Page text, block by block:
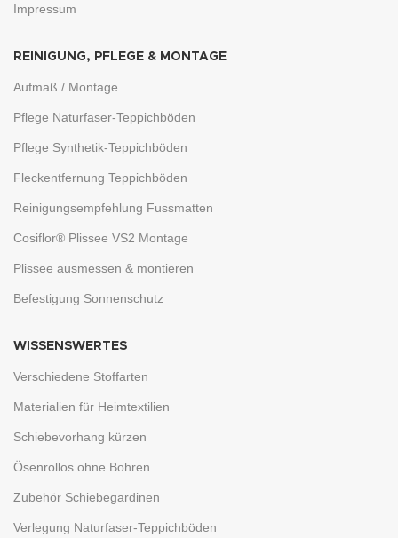
Impressum
REINIGUNG, PFLEGE & MONTAGE
Aufmaß / Montage
Pflege Naturfaser-Teppichböden
Pflege Synthetik-Teppichböden
Fleckentfernung Teppichböden
Reinigungsempfehlung Fussmatten
Cosiflor® Plissee VS2 Montage
Plissee ausmessen & montieren
Befestigung Sonnenschutz
WISSENSWERTES
Verschiedene Stoffarten
Materialien für Heimtextilien
Schiebevorhang kürzen
Ösenrollos ohne Bohren
Zubehör Schiebegardinen
Verlegung Naturfaser-Teppichböden